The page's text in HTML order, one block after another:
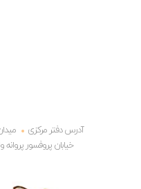
آدرس دفتر مرکزی
خیابان پروفسور